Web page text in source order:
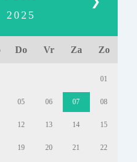
2025
Do Vr Za Zo
01
05 06 07 08
12 13 14 15
19 20 21 22